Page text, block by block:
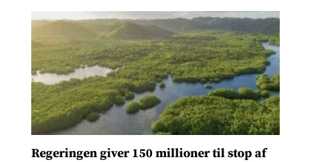
Regeringen giver 150 millioner til stop af